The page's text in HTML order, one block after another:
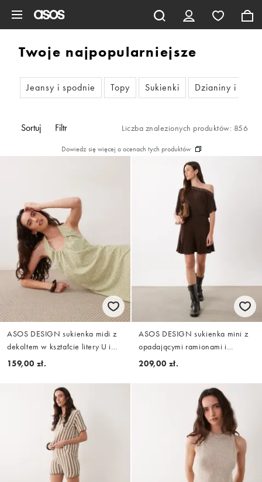
Twoje najpopularniejsze
Jeansy i spodnie Topy Sukienki Dzianiny i
Sortuj Filtr Liczba znalezionych produktów: 856
Dowiedz się więcej o ocenach tych produktów
ASOS DESIGN sukienka midi z
dekoltem w kształcie litery U i
wiązaniem na szyi w kratkę
159,00 zł.
ASOS DESIGN sukienka mini z
opadającymi ramionami i
rękawami typu blouson z
209,00 zł.